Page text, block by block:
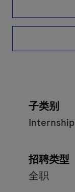
子类别
Internship
招聘类型
全职